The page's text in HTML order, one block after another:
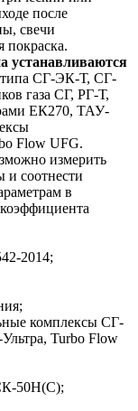
после
свечи
покраска.
устанавливаются
типа СГ-ЭК-Т, СГ-
газа СГ, РГ-Т,
ЕК270, ТАУ-
Flow UFG.
измерить
и соотнести
в
2014;
комплексы СГ-
Turbo Flow
50Н(С);